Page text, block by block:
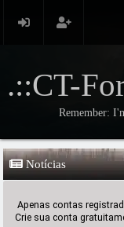
.::CT-
Remember:
Notícias
Apenas contas
Crie sua conta